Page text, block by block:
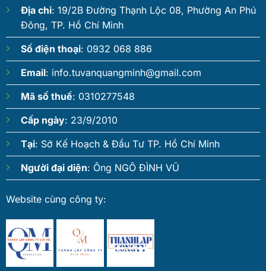
Địa chỉ: 19/2B Đường Thạnh Lộc 08, Phường An Phú
Đông, TP. Hồ Chí Minh
Số điện thoại: 0932 068 886
Email: info.tuvanquangminh@gmail.com
Mã số thuế: 0310277548
Cấp ngày: 23/9/2010
Tại: Sở Kế Hoạch & Đầu Tư TP. Hồ Chí Minh
Người đại diện: Ông NGÔ ĐÌNH VŨ
Website cùng công ty: